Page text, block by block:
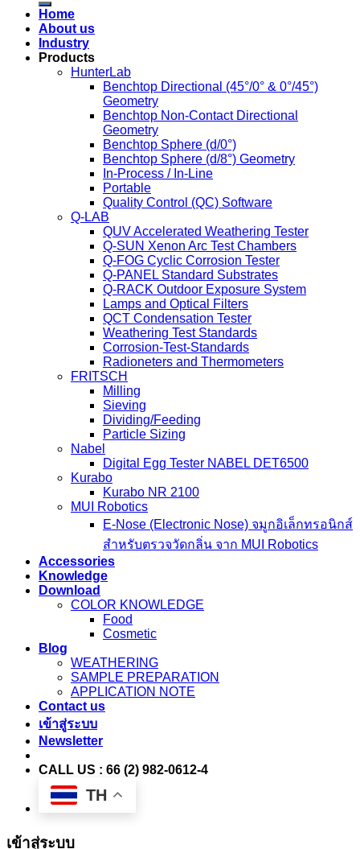
Home
About us
Industry
Products
HunterLab
Benchtop Directional (45°/0° & 0°/45°)
Geometry
Benchtop Non-Contact Directional
Geometry
Benchtop Sphere (d/0°)
Benchtop Sphere (d/8°) Geometry
In-Process / In-Line
Portable
Quality Control (QC) Software
Q-LAB
QUV Accelerated Weathering Tester
Q-SUN Xenon Arc Test Chambers
Q-FOG Cyclic Corrosion Tester
Q-PANEL Standard Substrates
Q-RACK Outdoor Exposure System
Lamps and Optical Filters
QCT Condensation Tester
Weathering Test Standards
Corrosion-Test-Standards
Radioneters and Thermometers
FRITSCH
Milling
Sieving
Dividing/Feeding
Particle Sizing
Nabel
Digital Egg Tester NABEL DET6500
Kurabo
Kurabo NR 2100
MUI Robotics
E‑Nose (Electronic Nose) จมูกอิเล็กทรอนิกส์
สำหรับตรวจวัดกลิ่น จาก MUI Robotics
Accessories
Knowledge
Download
COLOR KNOWLEDGE
Food
Cosmetic
Blog
WEATHERING
SAMPLE PREPARATION
APPLICATION NOTE
Contact us
เข้าสู่ระบบ
Newsletter
CALL US : 66 (2) 982-0612-4
TH
เข้าสู่ระบบ